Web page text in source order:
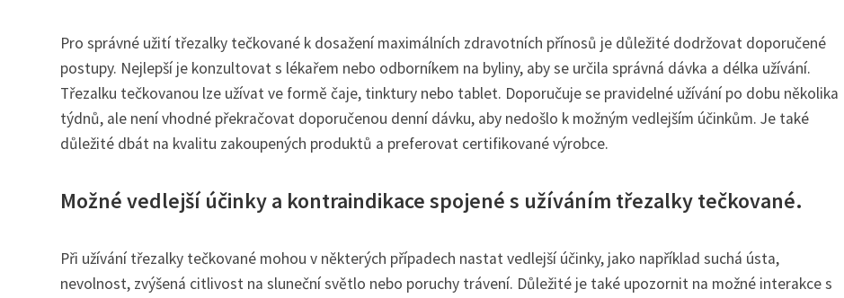
Pro správné užití třezalky tečkované k dosažení maximálních zdravotních přínosů je důležité dodržovat doporučené
postupy. Nejlepší je konzultovat s lékařem nebo odborníkem na byliny, aby se určila správná dávka a délka užívání.
Třezalku tečkovanou lze užívat ve formě čaje, tinktury nebo tablet. Doporučuje se pravidelné užívání po dobu několika
týdnů, ale není vhodné překračovat doporučenou denní dávku, aby nedošlo k možným vedlejším účinkům. Je také
důležité dbát na kvalitu zakoupených produktů a preferovat certifikované výrobce.
Možné vedlejší účinky a kontraindikace spojené s užíváním třezalky tečkované.
Při užívání třezalky tečkované mohou v některých případech nastat vedlejší účinky, jako například suchá ústa,
nevolnost, zvýšená citlivost na sluneční světlo nebo poruchy trávení. Důležité je také upozornit na možné interakce s